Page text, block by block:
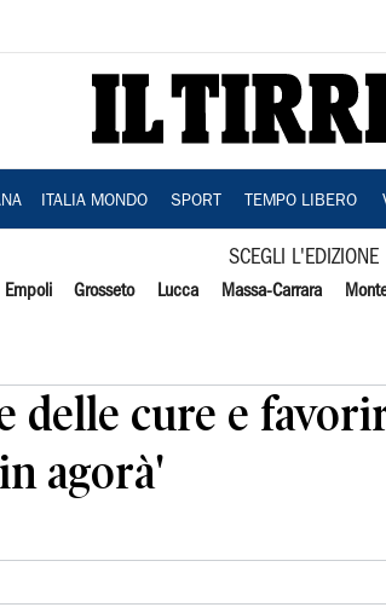
ITALIA MONDO SPORT TEMPO LIBERO
SCEGLI L'EDIZIONE
Empoli Grosseto Lucca Massa-Carrara
delle cure e
agorà'